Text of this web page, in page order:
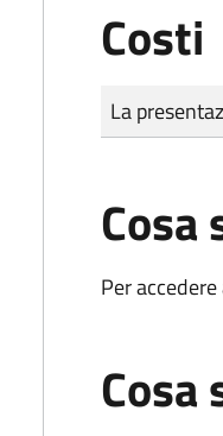
Costi
Tipo di
Importo
La
Cosa
Per
Cosa